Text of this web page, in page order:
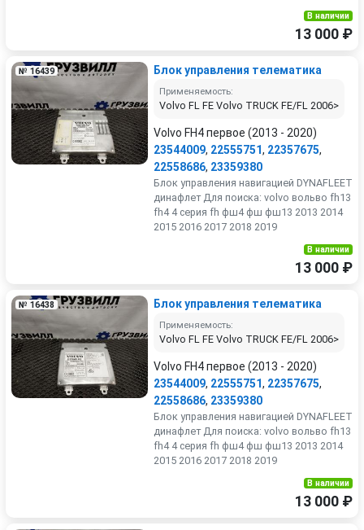
В наличии
13 000 ₽
№ 16439 Блок управления телематика
Применяемость:
Volvo FL FE Volvo TRUCK FE/FL 2006>
Volvo FH4 первое (2013 - 2020)
23544009, 22555751, 22357675,
22558686, 23359380
Блок управления навигацией DYNAFLEET
динафлет Для поиска: volvo вольво fh13
fh4 4 серия fh фш4 фш фш13 2013 2014
2015 2016 2017 2018 2019
В наличии
13 000 ₽
№ 16438 Блок управления телематика
Применяемость:
Volvo FL FE Volvo TRUCK FE/FL 2006>
Volvo FH4 первое (2013 - 2020)
23544009, 22555751, 22357675,
22558686, 23359380
Блок управления навигацией DYNAFLEET
динафлет Для поиска: volvo вольво fh13
fh4 4 серия fh фш4 фш фш13 2013 2014
2015 2016 2017 2018 2019
В наличии
13 000 ₽